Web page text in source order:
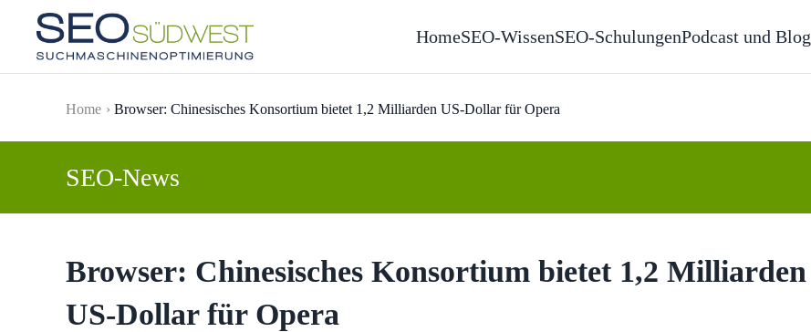
Skip to main content
HomeSEO-WissenSEO-SchulungenPodcast und Blog
Home Browser: Chinesisches Konsortium bietet 1,2 Milliarden US-Dollar für Opera
SEO-News
Browser: Chinesisches Konsortium bietet 1,2 Milliarden
US-Dollar für Opera